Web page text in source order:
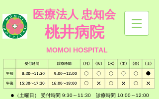
医療法人 忠知会
桃井病院
MOMOI HOSPITAL
​● （土曜日） 受付時間 9:30～11:30 診療時間 10:00～12:00